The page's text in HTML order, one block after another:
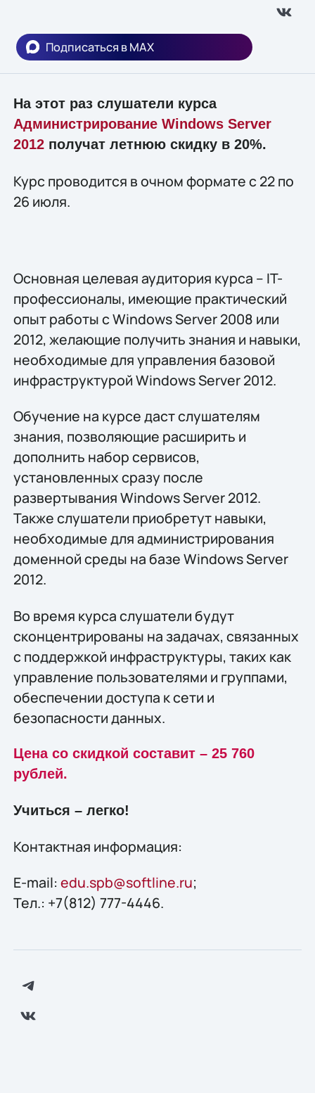
Подписаться в MAX
На этот раз слушатели курса
Администрирование Windows Server
2012получат летнюю скидку в 20%.
Курс проводится в очном формате с 22 по
26 июля.
Основная целевая аудитория курса – IT-
профессионалы, имеющие практический
опыт работы с Windows Server 2008 или
2012, желающие получить знания и навыки,
необходимые для управления базовой
инфраструктурой Windows Server 2012.
Обучение на курсе даст слушателям
знания, позволяющие расширить и
дополнить набор сервисов,
установленных сразу после
развертывания Windows Server 2012.
Также слушатели приобретут навыки,
необходимые для администрирования
доменной среды на базе Windows Server
2012.
Во время курса слушатели будут
сконцентрированы на задачах, связанных
с поддержкой инфраструктуры, таких как
управление пользователями и группами,
обеспечении доступа к сети и
безопасности данных.
Цена со скидкой составит – 25 760
рублей.
Учиться – легко!
Контактная информация:
E-mail: edu.spb@softline.ru;
Тел.: +7(812) 777-4446.